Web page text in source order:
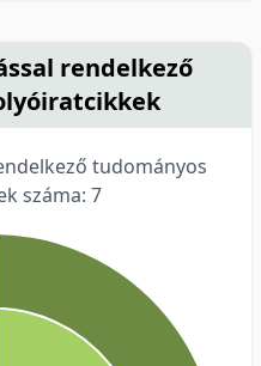
rendelkező
tudományos
száma: 7